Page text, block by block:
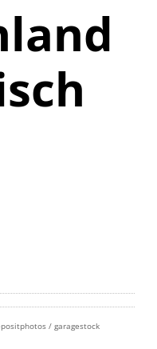
/ garagestock